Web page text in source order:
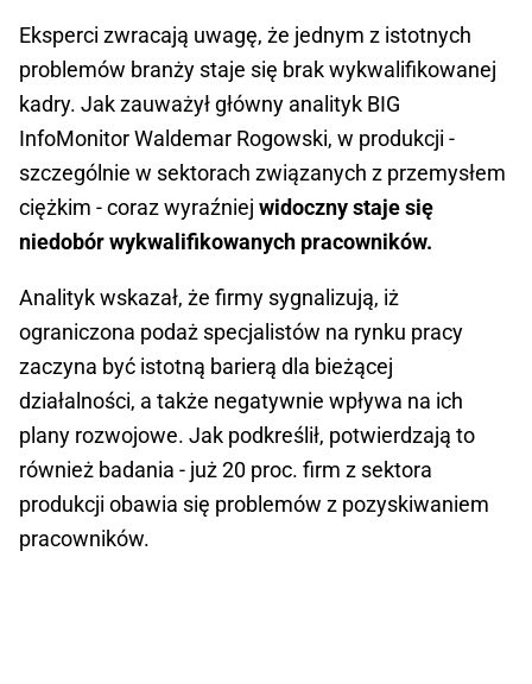
Eksperci zwracają uwagę, że jednym z istotnych
problemów branży staje się brak wykwalifikowanej
kadry. Jak zauważył główny analityk BIG
InfoMonitor Waldemar Rogowski, w produkcji -
szczególnie w sektorach związanych z przemysłem
ciężkim - coraz wyraźniej widoczny staje się
niedobór wykwalifikowanych pracowników.
Analityk wskazał, że firmy sygnalizują, iż
ograniczona podaż specjalistów na rynku pracy
zaczyna być istotną barierą dla bieżącej
działalności, a także negatywnie wpływa na ich
plany rozwojowe. Jak podkreślił, potwierdzają to
również badania - już 20 proc. firm z sektora
produkcji obawia się problemów z pozyskiwaniem
pracowników.